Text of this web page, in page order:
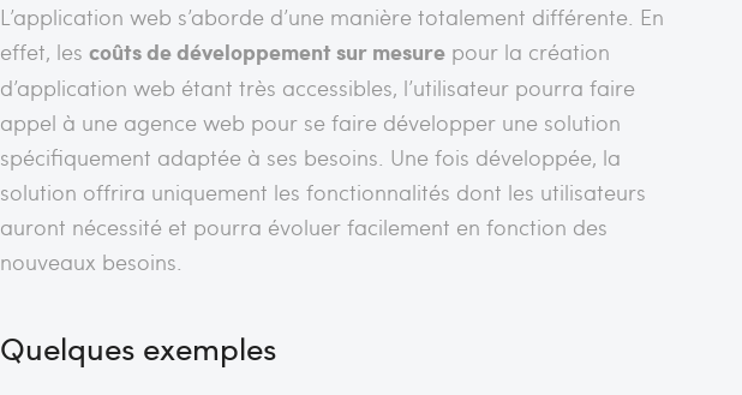
L’application web s’aborde d’une manière totalement différente. En
effet, les coûts de développement sur mesure pour la création
d’application web étant très accessibles, l’utilisateur pourra faire
appel à une agence web pour se faire développer une solution
spécifiquement adaptée à ses besoins. Une fois développée, la
solution offrira uniquement les fonctionnalités dont les utilisateurs
auront nécessité et pourra évoluer facilement en fonction des
nouveaux besoins.
Quelques exemples